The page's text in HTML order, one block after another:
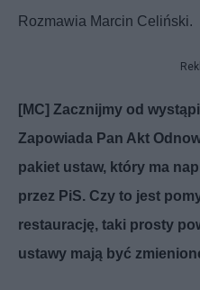
Rozmawia Marcin Celiński.
[MC] Zacznijmy od
Zapowiada Pan Akt
pakiet ustaw, który ma
przez PiS. Czy to jest
restaurację, taki prosty
ustawy mają być